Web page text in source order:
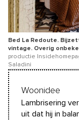
Bed La Redoute.
vintage. Overig
productie
Saladini
Woonidee
Lambrisering
uit dat hij in